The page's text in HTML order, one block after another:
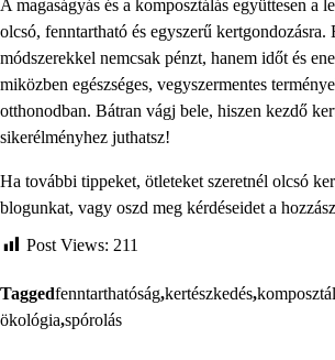
A magaságyás és a komposztálás együttesen a
olcsó, fenntartható és egyszerű kertgondozásra.
módszerekkel nemcsak pénzt, hanem időt és
miközben egészséges, vegyszermentes
otthonodban. Bátran vágj bele, hiszen kezdő
sikerélményhez juthatsz!
Ha további tippeket, ötleteket szeretnél olcsó
blogunkat, vagy oszd meg kérdéseidet a
Post Views: 211
Taggedfenntarthatóság,kertészkedés,
ökológia,spórolás